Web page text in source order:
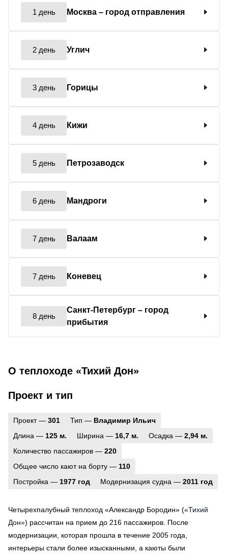
1 день Москва – город отправления
2 день Углич
3 день Горицы
4 день Кижи
5 день Петрозаводск
6 день Мандроги
7 день Валаам
7 день Коневец
8 день
Санкт-Петербург – город
прибытия
О теплоходе «Тихий Дон»
Проект и тип
Проект — 301 Тип — Владимир Ильич
Длина — 125 м. Ширина — 16,7 м. Осадка — 2,94 м.
Количество пассажиров — 220
Общее число кают на борту — 110
Постройка — 1977 год Модернизация судна — 2011 год
Четырехпалубный теплоход «Александр Бородин» («Тихий
Дон») рассчитан на прием до 216 пассажиров. После
модернизации, которая прошла в течение 2005 года,
интерьеры стали более изысканными, а каюты были